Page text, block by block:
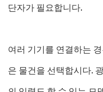
단자가 필요합니다.
여러 기기를 연결하는
은 물건을 선택합시다.